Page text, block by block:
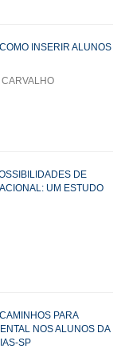
INSERIR ALUNOS
DE
UM ESTUDO
PARA
NOS ALUNOS DA
SP